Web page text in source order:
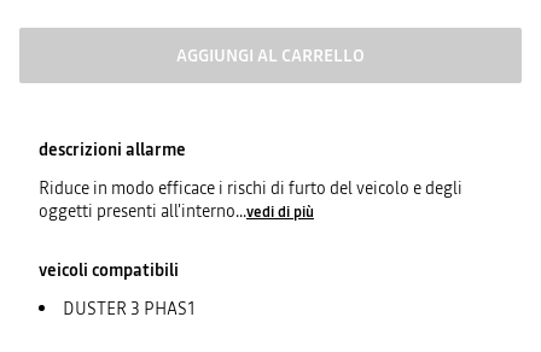
AGGIUNGI AL CARRELLO
descrizioni allarme
Riduce in modo efficace i rischi di furto del veicolo e degli
oggetti presenti all'interno...vedi di più
veicoli compatibili
DUSTER 3 PHAS1